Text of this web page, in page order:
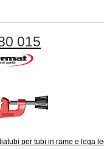
015
per tubi in rame e lega